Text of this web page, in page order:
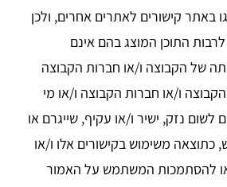
באתר קישורים לאתרים אחרים, ולכן
התוכן המוצג בהם אינם
של הקבוצה ו/או חברות הקבוצה
ו/או חברות הקבוצה ו/או מי
לשום נזק, ישיר ו/או עקיף, שייגרם או
כתוצאה משימוש בקישורים אלו ו/או
או להסתמכות המשתמש על האמור